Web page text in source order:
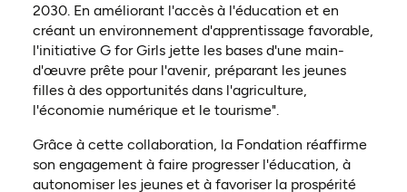
2030. En améliorant l'accès à l'éducation et en
créant un environnement d'apprentissage favorable,
l'initiative G for Girls jette les bases d'une main-
d'œuvre prête pour l'avenir, préparant les jeunes
filles à des opportunités dans l'agriculture,
l'économie numérique et le tourisme".
Grâce à cette collaboration, la Fondation réaffirme
son engagement à faire progresser l'éducation, à
autonomiser les jeunes et à favoriser la prospérité